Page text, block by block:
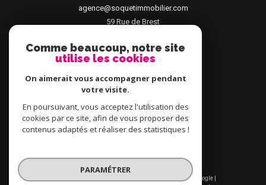
agence@soquetimmobilier.com
59 Rue de Brest
© 2026 | Tous droits réservés | Traduction powered by Google |
Comme beaucoup, notre site
utilise les cookies
On aimerait vous accompagner pendant
votre visite.
En poursuivant, vous acceptez l'utilisation des
cookies par ce site, afin de vous proposer des
contenus adaptés et réaliser des statistiques !
PARAMÉTRER